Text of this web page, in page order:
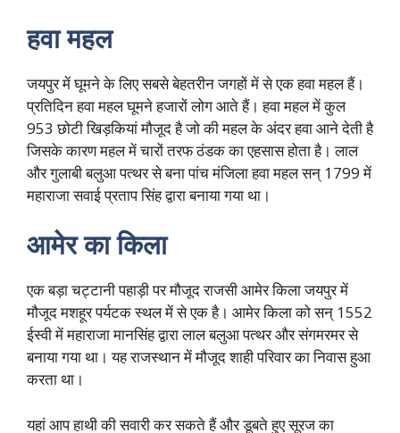
हवा महल
जयपुर में घूमने के लिए सबसे बेहतरीन जगहों में से एक हवा महल हैं।
प्रतिदिन हवा महल घूमने हजारों लोग आते हैं। हवा महल में कुल
953 छोटी खिड़कियां मौजूद है जो की महल के अंदर हवा आने देती है
जिसके कारण महल में चारों तरफ ठंडक का एहसास होता है। लाल
और गुलाबी बलुआ पत्थर से बना पांच मंजिला हवा महल सन् 1799 में
महाराजा सवाई प्रताप सिंह द्वारा बनाया गया था।
आमेर का किला
एक बड़ा चट्टानी पहाड़ी पर मौजूद राजसी आमेर किला जयपुर में
मौजूद मशहूर पर्यटक स्थल में से एक है। आमेर किला को सन् 1552
ईस्वी में महाराजा मानसिंह द्वारा लाल बलुआ पत्थर और संगमरमर से
बनाया गया था। यह राजस्थान में मौजूद शाही परिवार का निवास हुआ
करता था।
यहां आप हाथी की सवारी कर सकते हैं और डूबते हुए सूरज का